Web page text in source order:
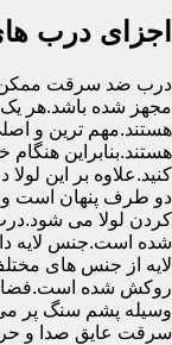
اجزای درب
درب ضد سرقت ممکن
مجهز شده باشد.هر یک
هستند.مهم ترین و
هستند.بنابراین
کنید.علاوه بر این
دو طرف پنهان است و
کردن لولا می
شده است.جنس لایه
لایه از جنس های
روکش شده است.فضای
وسیله پشم سنگ پر
سرقت عایق صدا و